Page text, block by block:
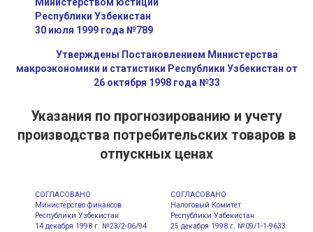
Республики Узбекистан
30 июля 1999 года №789
Утверждены Постановлением Министерства
макроэкономики и статистики Республики Узбекистан от
26 октября 1998 года №33
Указания по прогнозированию и учету
производства потребительских товаров в
отпускных ценах
СОГЛАСОВАНО
Министерство финансов
Республики Узбекистан
14 декабря 1998 г. №23/2-06/94
СОГЛАСОВАНО
Налоговый Комитет
Республики Узбекистан
25 декабря 1998 г. №09/1-1-9633